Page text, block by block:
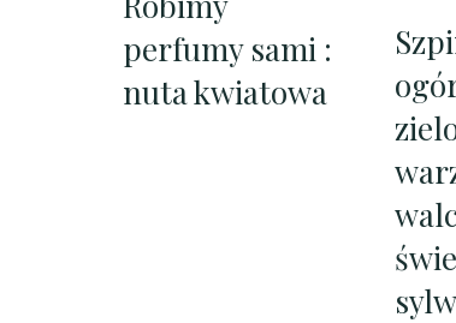
perfumy sami :
nuta kwiatowa